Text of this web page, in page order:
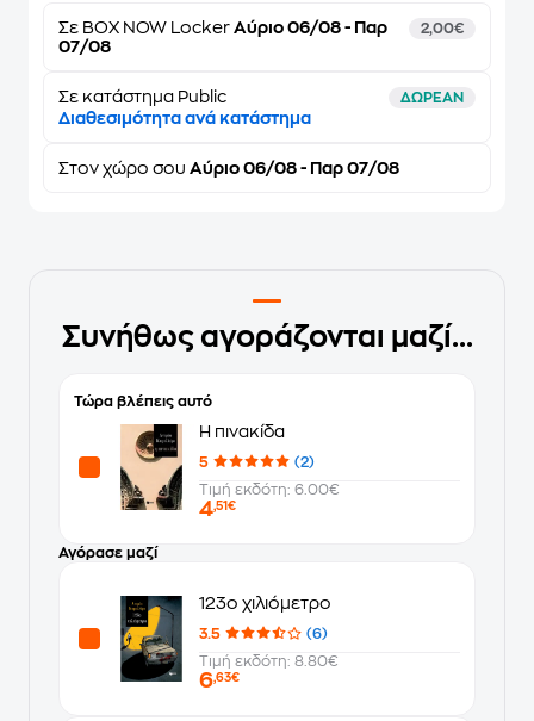
Σε BOX NOW Locker Αύριο 06/08 - Παρ
07/08
2,00€
Σε κατάστημα Public ΔΩΡΕΑΝ
Διαθεσιμότητα ανά κατάστημα
Στον χώρο σου Αύριο 06/08 - Παρ 07/08
Συνήθως αγοράζονται μαζί...
Τώρα βλέπεις αυτό
Η πινακίδα
5
(2)
Τιμή εκδότη: 6.00€
4,51€
Αγόρασε μαζί
123ο χιλιόμετρο
3.5
(6)
Τιμή εκδότη: 8.80€
6,63€